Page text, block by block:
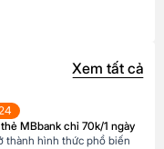
Xem tất cả
MBbank chỉ 70k/1 ngày
thành hình thức phổ biến